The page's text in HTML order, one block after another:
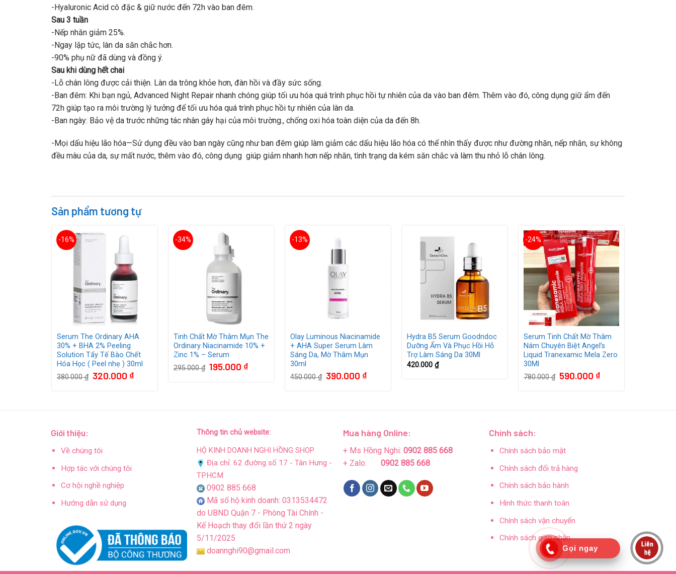
-Hyaluronic Acid cô đặc & giữ nước đến 72h vào ban đêm.
Sau 3 tuần
-Nếp nhăn giảm 25%.
-Ngay lập tức, làn da săn chắc hơn.
-90% phụ nữ đã dùng và đồng ý.
Sau khi dùng hết chai
-Lỗ chân lông được cải thiện. Làn da trông khỏe hơn, đàn hồi và đầy sức sống.
-Ban đêm: Khi bạn ngủ, Advanced Night Repair nhanh chóng giúp tối ưu hóa quá trình phục hồi tự nhiên của da vào ban đêm. Thêm vào đó, công dụng giữ ẩm đến
72h giúp tạo ra môi trường lý tưởng để tối ưu hóa quá trình phục hồi tự nhiên của làn da.
-Ban ngày: Bảo vệ da trước những tác nhân gây hại của môi trường., chống oxi hóa toàn diện của da đến 8h.
-Mọi dấu hiệu lão hóa—Sử dụng đều vào ban ngày cũng như ban đêm giúp làm giảm các dấu hiệu lão hóa có thể nhìn thấy được như đường nhăn, nếp nhăn, sự không
đều màu của da, sự mất nước, thêm vào đó, công dụng giúp giảm nhanh hơn nếp nhăn, tình trạng da kém săn chắc và làm thu nhỏ lỗ chân lông.
Sản phẩm tương tự
-16%
Serum The Ordinary AHA
30% + BHA 2% Peeling
Solution Tẩy Tế Bào Chết
Hóa Học ( Peel nhẹ ) 30ml
380.000₫ Giá
gốc
320.000 ₫
-34%
Tinh Chất Mờ Thâm Mụn The
Ordinary Niacinamide 10% +
Zinc 1% – Serum
295.000₫ Giá
gốc
195.000 ₫
-13%
Olay Luminous Niacinamide
+ AHA Super Serum Làm
Sáng Da, Mờ Thâm Mụn
30ml
450.000₫ Giá
gốc
390.000 ₫
Hydra B5 Serum Goodndoc
Dưỡng Ẩm Và Phục Hồi Hỗ
Trợ Làm Sáng Da 30Ml
420.000 ₫
-24%
Serum Tinh Chất Mờ Thâm
Nám Chuyên Biệt Angel’s
Liquid Tranexamic Mela Zero
30Ml
780.000₫ Giá
gốc
590.000 ₫
Giới thiệu:
Về chúng tôi
Hợp tác với chúng tôi
Cơ hội nghề nghiệp
Hướng dẫn sử dụng
Thông tin chủ website:
HỘ KINH DOANH NGHI HỒNG SHOP
Địa chỉ: 62 đường số 17 - Tân Hưng -
TPHCM
0902 885 668
Mã số hộ kinh doanh: 0313534472
do UBND Quận 7 - Phòng Tài Chính -
Kế Hoạch thay đổi lần thứ 2 ngày
5/11/2025
doannghi90@gmail.com
Mua hàng Online:
+ Ms Hồng Nghi: 0902 885 668
+ Zalo: 0902 885 668
Chính sách:
Chính sách bảo mật
Chính sách đổi trả hàng
Chính sách bảo hành
Hình thức thanh toán
Chính sách vận chuyển
Chính sách giao nhận
Gọi ngay